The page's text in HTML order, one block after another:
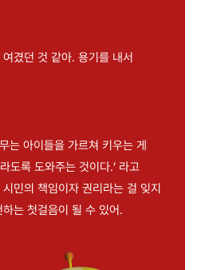
겼던 것 같아. 용기를 내서
는 아이들을 가르쳐 키우는 게
도록 도와주는 것이다.’ 라고
민의 책임이자 권리라는 걸 잊지
는 첫걸음이 될 수 있어.